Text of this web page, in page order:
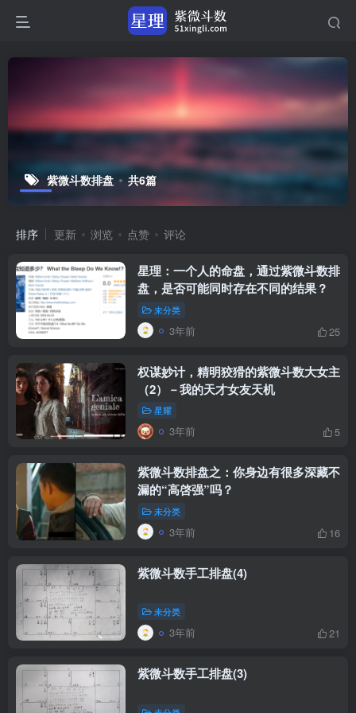
紫微斗数排盘 共6篇
排序 更新 浏览 点赞 评论
星理：一个人的命盘，通过紫微斗数排
盘，是否可能同时存在不同的结果？
未分类
3年前 25
权谋妙计，精明狡猾的紫微斗数大女主
（2）－我的天才女友天机
星耀
3年前 5
紫微斗数排盘之：你身边有很多深藏不
漏的“高啓强”吗？
未分类
3年前 16
紫微斗数手工排盘(4)
未分类
3年前 21
紫微斗数手工排盘(3)